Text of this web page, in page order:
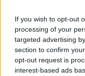
If you wish to opt-out
processing of your
targeted advertising
section to confirm
opt-out request is
interest-based ads